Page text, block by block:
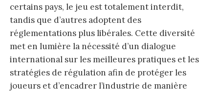
certains pays, le jeu est totalement interdit,
tandis que d’autres adoptent des
réglementations plus libérales. Cette diversité
met en lumière la nécessité d’un dialogue
international sur les meilleures pratiques et les
stratégies de régulation afin de protéger les
joueurs et d’encadrer l’industrie de manière